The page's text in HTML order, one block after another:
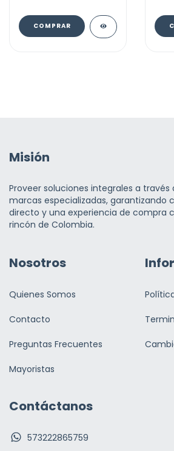
COMPRAR
Misión
Proveer soluciones integrales a
marcas especializadas, garantizando
directo y una experiencia de compra
rincón de Colombia.
Nosotros
Quienes Somos
Contacto
Preguntas Frecuentes
Mayoristas
Contáctanos
573222865759